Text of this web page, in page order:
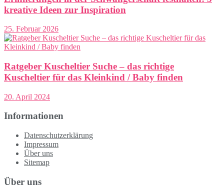
kreative Ideen zur Inspiration
25. Februar 2026
Ratgeber Kuscheltier Suche – das richtige
Kuscheltier für das Kleinkind / Baby finden
20. April 2024
Informationen
Datenschutzerklärung
Impressum
Über uns
Sitemap
Über uns